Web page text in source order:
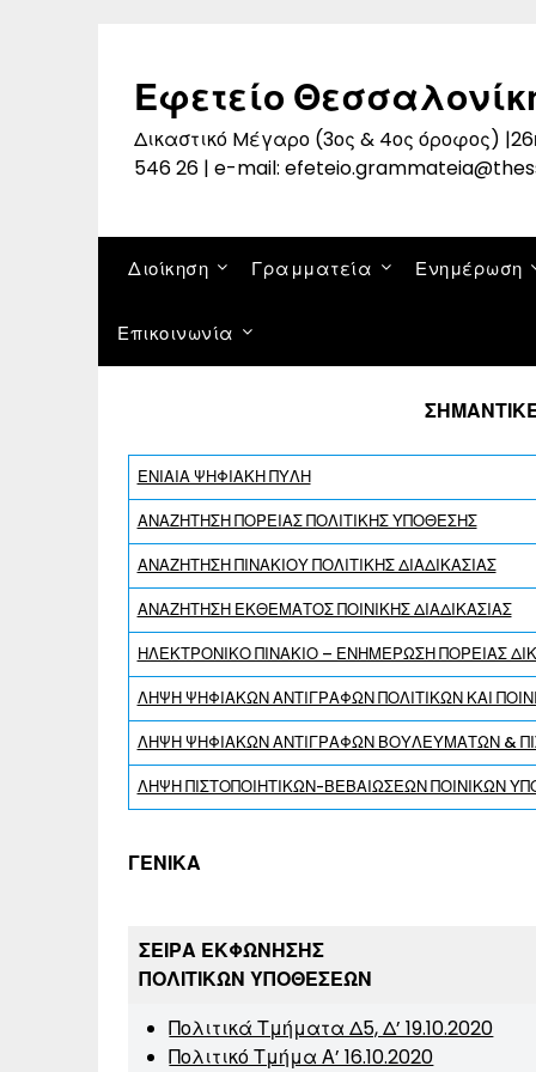
Εφετείο
Δικαστικό Mέγαρο (3ος & 4ος όροφος)
546 26 | e-mail:
Διοίκηση Γραμματεία Ενημέρωση
Επικοινωνία
ΕΝΙΑΙΑ ΨΗΦΙΑΚΗ ΠΥΛΗ
ΑΝΑΖΗΤΗΣΗ ΠΟΡΕΙΑΣ ΠΟΛΙΤΙΚΗΣ ΥΠΟΘΕΣΗΣ
ΑΝΑΖΗΤΗΣΗ ΠΙΝΑΚΙΟΥ ΠΟΛΙΤΙΚΗΣ ΔΙΑΔΙΚΑΣΙΑΣ
ΑΝΑΖΗΤΗΣΗ ΕΚΘΕΜΑΤΟΣ ΠΟΙΝΙΚΗΣ ΔΙΑΔΙΚΑΣΙΑΣ
ΗΛΕΚΤΡΟΝΙΚΟ ΠΙΝΑΚΙΟ – ΕΝΗΜΕΡΩΣΗ ΠΟΡΕΙΑΣ
ΛΗΨΗ ΨΗΦΙΑΚΩΝ ΑΝΤΙΓΡΑΦΩΝ ΠΟΛΙΤΙΚΩΝ ΚΑΙ
ΛΗΨΗ ΨΗΦΙΑΚΩΝ ΑΝΤΙΓΡΑΦΩΝ ΒΟΥΛΕΥΜΆΤΩΝ &
ΛΗΨΗ ΠΙΣΤΟΠΟΙΗΤΙΚΩΝ-ΒΕΒΑΙΩΣΕΩΝ ΠΟΙΝΙΚΩΝ
ΓΕΝΙΚΑ
ΣΕΙΡΑ ΕΚΦΩΝΗΣΗΣ
ΠΟΛΙΤΙΚΩΝ ΥΠΟΘΕΣΕΩΝ
Πολιτικά Τμήματα Δ5, Δ’ 19.10.2020
Πολιτικό Τμήμα Α’ 16.10.2020